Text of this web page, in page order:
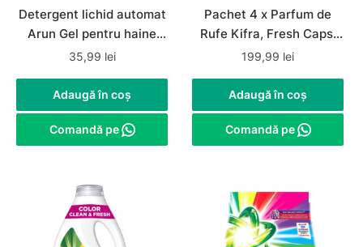
Detergent lichid automat
Arun Gel pentru haine
albe, 60 spalari, 4 litri
35,99 lei
Adaugă în coș
Comandă pe
Pachet 4 x Parfum de
Rufe Kifra, Fresh Caps,
Ocean, Spring, Magnolia,
199,99 lei
Adaugă în coș
Comandă pe